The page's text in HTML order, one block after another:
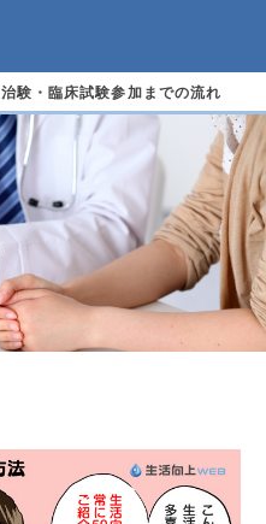
治験・臨床試験参加までの流れ